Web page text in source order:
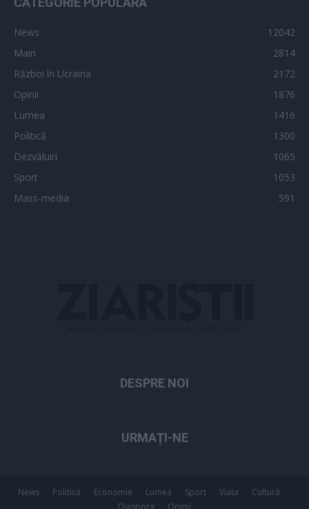
News
12042
Main
2814
Război în Ucraina
2172
Opinii
1876
Lumea
1416
Politică
1300
Dezvăluiri
1065
Sport
1053
Mass-media
591
DESPRE NOI
URMAȚI-NE
News Politică Economie Lumea Sport Viața
Cultură